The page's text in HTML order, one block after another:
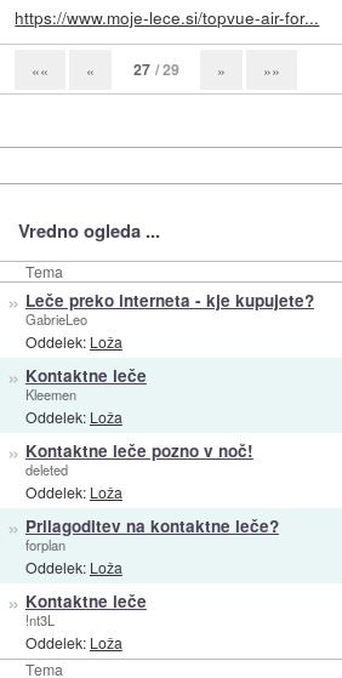
https://www.moje-lece.si/topvue-air-for...
«« « 27 / 29 » »»
Vredno ogleda ...
Tema
Tema
» Leče preko interneta - kje kupujete?
GabrieLeo
Oddelek: Loža
» Kontaktne leče
Kleemen
Oddelek: Loža
» Kontaktne leče pozno v noč!
deleted
Oddelek: Loža
» Prilagoditev na kontaktne leče?
forplan
Oddelek: Loža
» Kontaktne leče
!nt3L
Oddelek: Loža